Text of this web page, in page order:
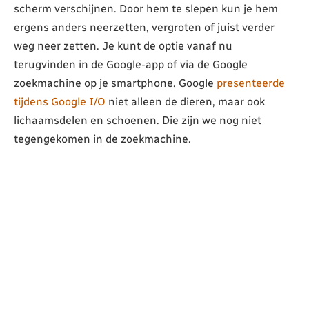
scherm verschijnen. Door hem te slepen kun je hem
ergens anders neerzetten, vergroten of juist verder
weg neer zetten. Je kunt de optie vanaf nu
terugvinden in de Google-app of via de Google
zoekmachine op je smartphone. Google presenteerde
tijdens Google I/O niet alleen de dieren, maar ook
lichaamsdelen en schoenen. Die zijn we nog niet
tegengekomen in de zoekmachine.